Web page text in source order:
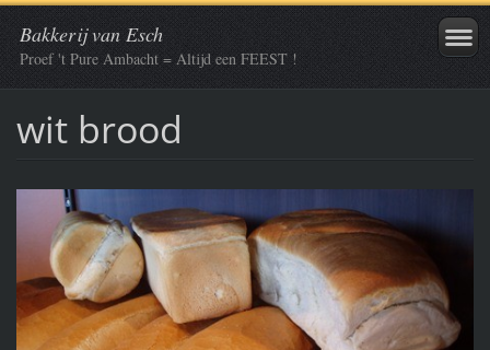
Bakkerij van Esch
Proef 't Pure Ambacht = Altijd een FEEST !
wit brood